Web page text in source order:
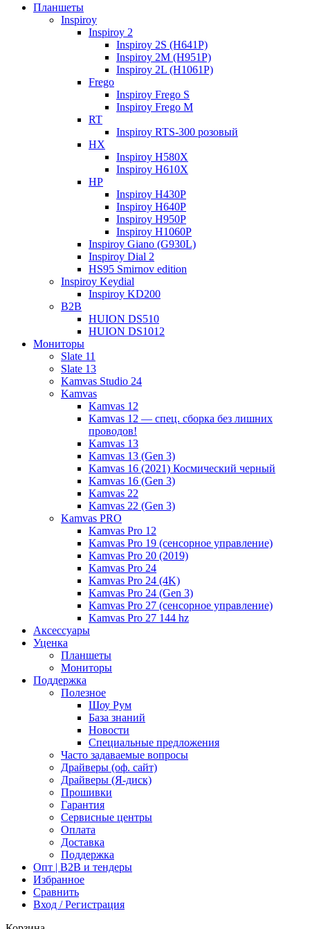
Планшеты
Inspiroy
Inspiroy 2
Inspiroy 2S (H641P)
Inspiroy 2M (H951P)
Inspiroy 2L (H1061P)
Frego
Inspiroy Frego S
Inspiroy Frego M
RT
Inspiroy RTS-300 розовый
HX
Inspiroy H580X
Inspiroy H610X
HP
Inspiroy H430P
Inspiroy H640P
Inspiroy H950P
Inspiroy H1060P
Inspiroy Giano (G930L)
Inspiroy Dial 2
HS95 Smirnov edition
Inspiroy Keydial
Inspiroy KD200
B2B
HUION DS510
HUION DS1012
Мониторы
Slate 11
Slate 13
Kamvas Studio 24
Kamvas
Kamvas 12
Kamvas 12 — спец. сборка без лишних
проводов!
Kamvas 13
Kamvas 13 (Gen 3)
Kamvas 16 (2021) Космический черный
Kamvas 16 (Gen 3)
Kamvas 22
Kamvas 22 (Gen 3)
Kamvas PRO
Kamvas Pro 12
Kamvas Pro 19 (сенсорное управление)
Kamvas Pro 20 (2019)
Kamvas Pro 24
Kamvas Pro 24 (4K)
Kamvas Pro 24 (Gen 3)
Kamvas Pro 27 (сенсорное управление)
Kamvas Pro 27 144 hz
Аксессуары
Уценка
Планшеты
Мониторы
Поддержка
Полезное
Шоу Рум
База знаний
Новости
Специальные предложения
Часто задаваемые вопросы
Драйверы (оф. сайт)
Драйверы (Я-диск)
Прошивки
Гарантия
Сервисные центры
Оплата
Доставка
Поддержка
Опт | B2B и тендеры
Избранное
Сравнить
Вход / Регистрация